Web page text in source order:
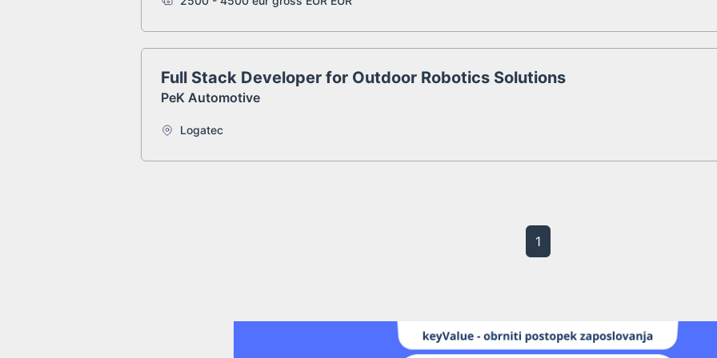
Full Stack Developer for Outdoor Robotics Solutions
PeK Automotive
Logatec
1